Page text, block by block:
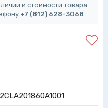
и стоимости товара
+7 (812) 628-3068
2CLA201860A1001